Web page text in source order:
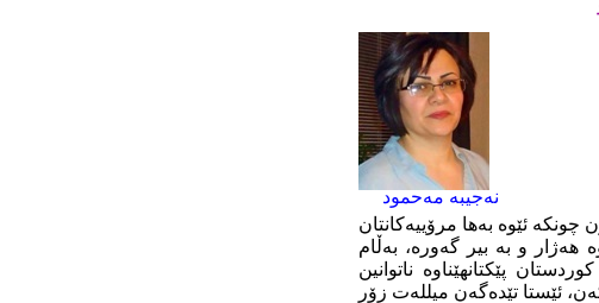
نەجیبە مەحمود
چونکە ئێوە بەها مرۆییەکانتان
هەژار و بە بیر گەورە، بەڵام
پێکتانهێناوە ناتوانین
ئێستا تێدەگەن میللەت زۆر